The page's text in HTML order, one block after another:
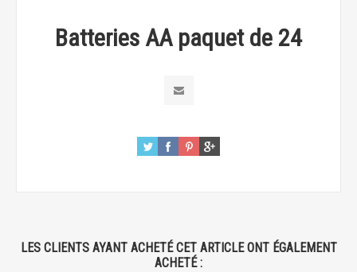
Batteries AA paquet de 24
LES CLIENTS AYANT ACHETÉ CET ARTICLE ONT ÉGALEMENT
ACHETÉ :